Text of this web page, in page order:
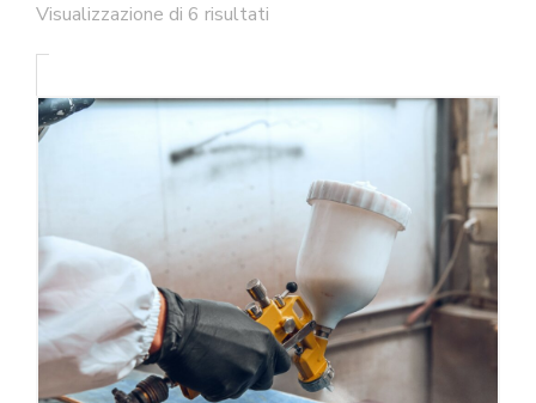
Visualizzazione di 6 risultati